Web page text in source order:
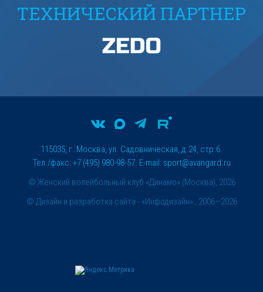
ТЕХНИЧЕСКИЙ ПАРТНЕР
© Женский волейбольный клуб «Динамо» (Москва), 2026
115035, г. Москва, ул. Садовническая, д.24, стр.6.
Тел./факс: +7 (495) 980-98-57. E-mail: sport@avangard.ru
© Дизайн и разработка сайта - «Инфодизайн» , 2006—2026